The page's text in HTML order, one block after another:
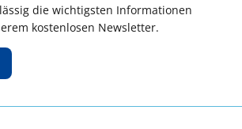
die wichtigsten Informationen
kostenlosen Newsletter.